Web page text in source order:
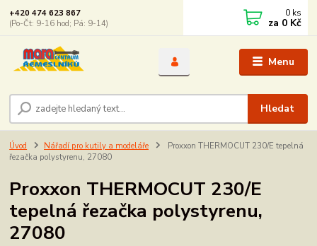
Menu
Hledat
+420 474 623 867
(Po-Čt: 9-16 hod; Pá: 9-14)
0 ks
za 0 Kč
Úvod Nářadí pro kutily a modeláře
Proxxon THERMOCUT 230/E tepelná
řezačka polystyrenu, 27080
Proxxon THERMOCUT 230/E
tepelná řezačka polystyrenu,
27080